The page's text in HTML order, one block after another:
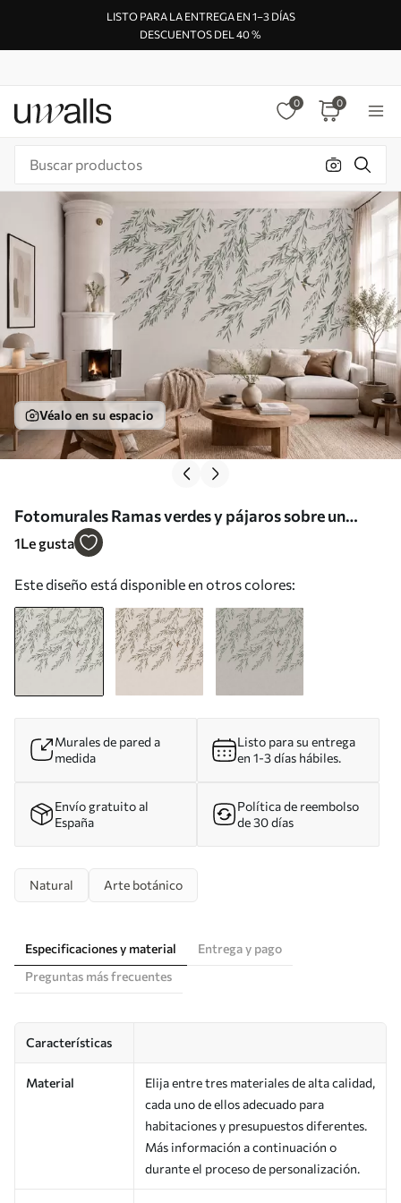
LISTO PARA LA ENTREGA EN 1–3 DÍAS
DESCUENTOS DEL 40 %
0 0
Véalo en su espacio
Fotomurales Ramas verdes y pájaros sobre un
fondo claro Nr. w05630
1Le gusta
Este diseño está disponible en otros colores:
Murales de pared a
medida
Listo para su entrega
en 1-3 días hábiles.
Envío gratuito al
España
Política de reembolso
de 30 días
Natural Arte botánico
Especificaciones y material
Entrega y pago
Preguntas más frecuentes
Características
Material
Elija entre tres materiales de alta calidad,
cada uno de ellos adecuado para
habitaciones y presupuestos diferentes.
Más información a continuación o
durante el proceso de personalización.